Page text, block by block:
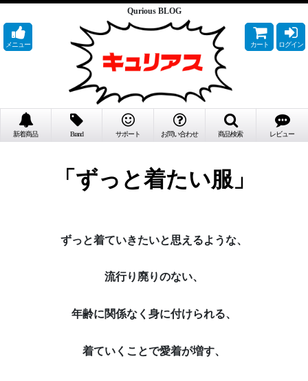
Qurious BLOG
「ずっと着たい服」
ずっと着ていきたいと思えるような、
流行り廃りのない、
年齢に関係なく身に付けられる、
着ていくことで愛着が増す、
メニュー カート ログイン
新着商品 Brand サポート お問い合わせ 商品検索 レビュー